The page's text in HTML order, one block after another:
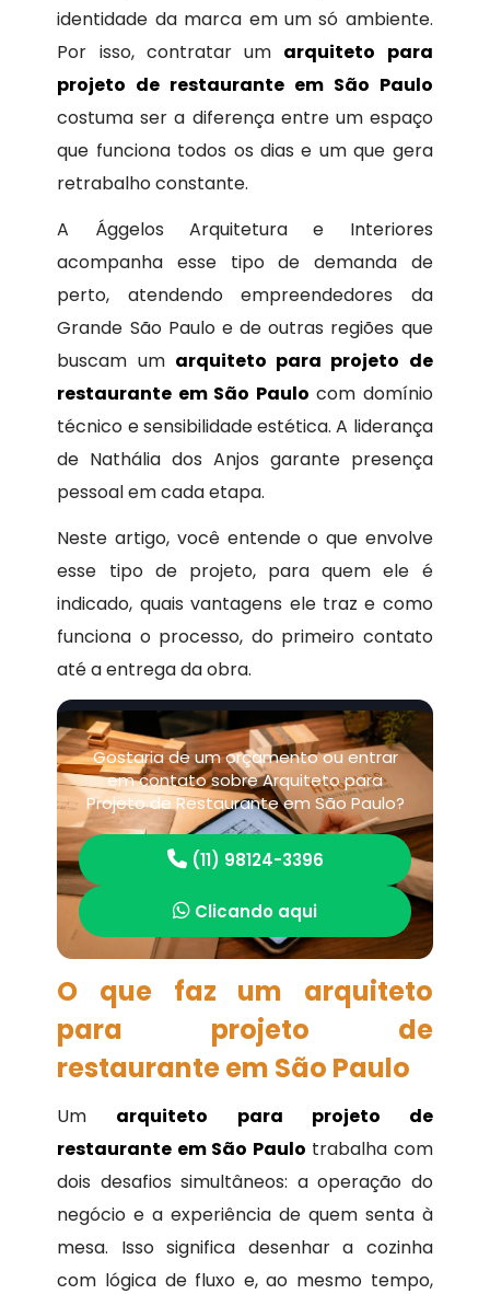
identidade da marca em um só ambiente.
Por isso, contratar um arquiteto para
projeto de restaurante em São Paulo
costuma ser a diferença entre um espaço
que funciona todos os dias e um que gera
retrabalho constante.
A Ággelos Arquitetura e Interiores
acompanha esse tipo de demanda de
perto, atendendo empreendedores da
Grande São Paulo e de outras regiões que
buscam um arquiteto para projeto de
restaurante em São Paulo com domínio
técnico e sensibilidade estética. A liderança
de Nathália dos Anjos garante presença
pessoal em cada etapa.
Neste artigo, você entende o que envolve
esse tipo de projeto, para quem ele é
indicado, quais vantagens ele traz e como
funciona o processo, do primeiro contato
até a entrega da obra.
Gostaria de um orçamento ou entrar
em contato sobre Arquiteto para
Projeto de Restaurante em São Paulo?
(11) 98124-3396
Clicando aqui
O que faz um arquiteto
para projeto de
restaurante em São Paulo
Um arquiteto para projeto de
restaurante em São Paulo trabalha com
dois desafios simultâneos: a operação do
negócio e a experiência de quem senta à
mesa. Isso significa desenhar a cozinha
com lógica de fluxo e, ao mesmo tempo,